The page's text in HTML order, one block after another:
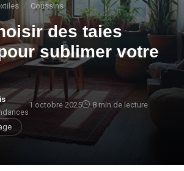
Coussins
des taies
sublimer votre
1 octobre 2025 8 min de lecture